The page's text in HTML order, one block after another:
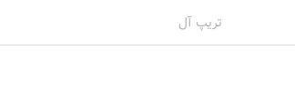
02171117717
تریپ آل